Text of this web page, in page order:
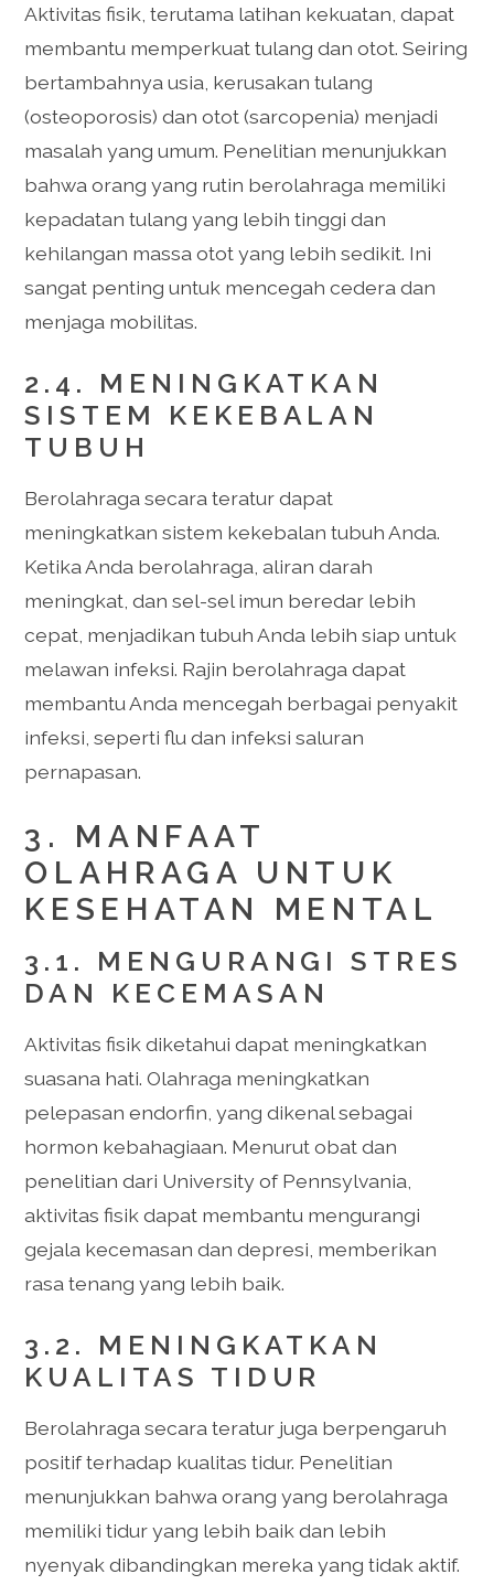
Aktivitas fisik, terutama latihan kekuatan, dapat
membantu memperkuat tulang dan otot. Seiring
bertambahnya usia, kerusakan tulang
(osteoporosis) dan otot (sarcopenia) menjadi
masalah yang umum. Penelitian menunjukkan
bahwa orang yang rutin berolahraga memiliki
kepadatan tulang yang lebih tinggi dan
kehilangan massa otot yang lebih sedikit. Ini
sangat penting untuk mencegah cedera dan
menjaga mobilitas.
2.4. MENINGKATKAN
SISTEM KEKEBALAN
TUBUH
Berolahraga secara teratur dapat
meningkatkan sistem kekebalan tubuh Anda.
Ketika Anda berolahraga, aliran darah
meningkat, dan sel-sel imun beredar lebih
cepat, menjadikan tubuh Anda lebih siap untuk
melawan infeksi. Rajin berolahraga dapat
membantu Anda mencegah berbagai penyakit
infeksi, seperti flu dan infeksi saluran
pernapasan.
3. MANFAAT
OLAHRAGA UNTUK
KESEHATAN MENTAL
3.1. MENGURANGI STRES
DAN KECEMASAN
Aktivitas fisik diketahui dapat meningkatkan
suasana hati. Olahraga meningkatkan
pelepasan endorfin, yang dikenal sebagai
hormon kebahagiaan. Menurut obat dan
penelitian dari University of Pennsylvania,
aktivitas fisik dapat membantu mengurangi
gejala kecemasan dan depresi, memberikan
rasa tenang yang lebih baik.
3.2. MENINGKATKAN
KUALITAS TIDUR
Berolahraga secara teratur juga berpengaruh
positif terhadap kualitas tidur. Penelitian
menunjukkan bahwa orang yang berolahraga
memiliki tidur yang lebih baik dan lebih
nyenyak dibandingkan mereka yang tidak aktif.